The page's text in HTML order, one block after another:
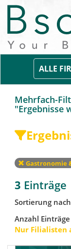
ALLE
Mehrfach-
"Ergebnisse
Gastronomie
3 Einträge
Sortierung nach
Anzahl
Nur Filialisten